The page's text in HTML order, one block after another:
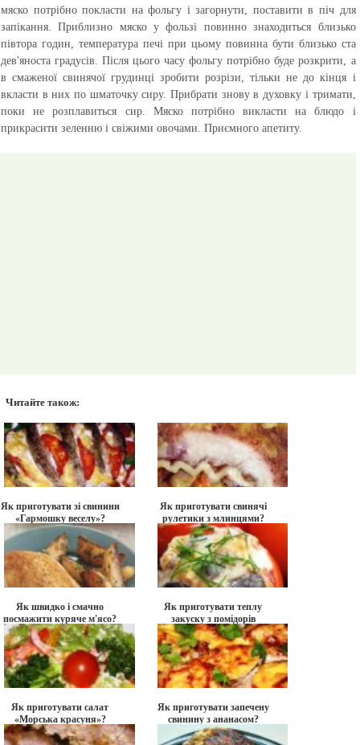
мяско потрібно покласти на фольгу і загорнути, поставити в піч для
запікання. Приблизно мяско у фользі повинно знаходиться близько
півтора годин, температура печі при цьому повинна бути близько ста
дев'яноста градусів. Після цього часу фольгу потрібно буде розкрити, а
в смаженої свинячої грудинці зробити розрізи, тільки не до кінця і
вкласти в них по шматочку сиру. Прибрати знову в духовку і тримати,
поки не розплавиться сир. Мяско потрібно викласти на блюдо і
прикрасити зеленню і свіжими овочами. Приємного апетиту.
Читайте також:
Як приготувати зі свинини
«Гармошку веселу»?
Як приготувати свинячі
рулетики з млинцями?
Як швидко і смачно
посмажити куряче м'ясо?
Як приготувати теплу
закуску з помідорів
фаршированих
баклажаном?
Як приготувати салат
«Морська красуня»?
Як приготувати запечену
свинину з ананасом?